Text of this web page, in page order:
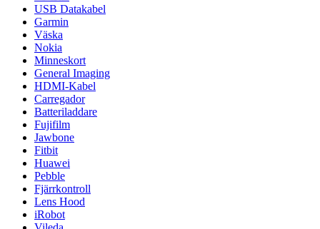
USB Datakabel
Garmin
Väska
Nokia
Minneskort
General Imaging
HDMI-Kabel
Carregador
Batteriladdare
Fujifilm
Jawbone
Fitbit
Huawei
Pebble
Fjärrkontroll
Lens Hood
iRobot